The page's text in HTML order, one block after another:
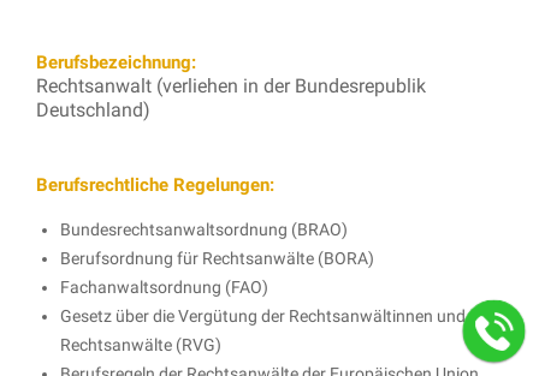
Berufsbezeichnung:
Rechtsanwalt (verliehen in der Bundesrepublik
Deutschland)
Berufsrechtliche Regelungen:
Bundesrechtsanwaltsordnung (BRAO)
Berufsordnung für Rechtsanwälte (BORA)
Fachanwaltsordnung (FAO)
Gesetz über die Vergütung der Rechtsanwältinnen und
Rechtsanwälte (RVG)